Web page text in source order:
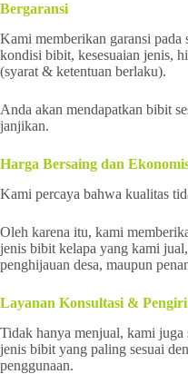
Bergaransi
Kami memberikan garansi
kondisi bibit, kesesuaian jenis,
(syarat & ketentuan berlaku).
Anda akan mendapatkan bibit
janjikan.
Harga Bersaing dan
Kami percaya bahwa kualitas
Oleh karena itu, kami
jenis bibit kelapa yang kami
penghijauan desa, maupun
Layanan Konsultasi &
Tidak hanya menjual, kami
jenis bibit yang paling sesuai
penggunaan.